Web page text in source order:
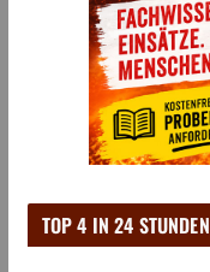
TOP 4 IN 24 STUNDEN